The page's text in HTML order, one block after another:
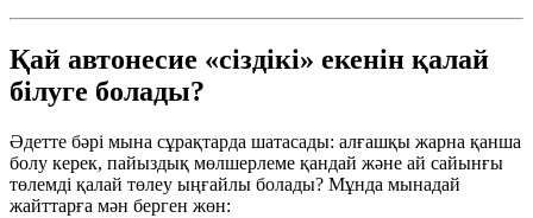
Қай автонесие «сіздікі» екенін қалай
білуге болады?
Әдетте бәрі мына сұрақтарда шатасады: алғашқы жарна қанша
болу керек, пайыздық мөлшерлеме қандай және ай сайынғы
төлемді қалай төлеу ыңғайлы болады? Мұнда мынадай
жайттарға мән берген жөн: